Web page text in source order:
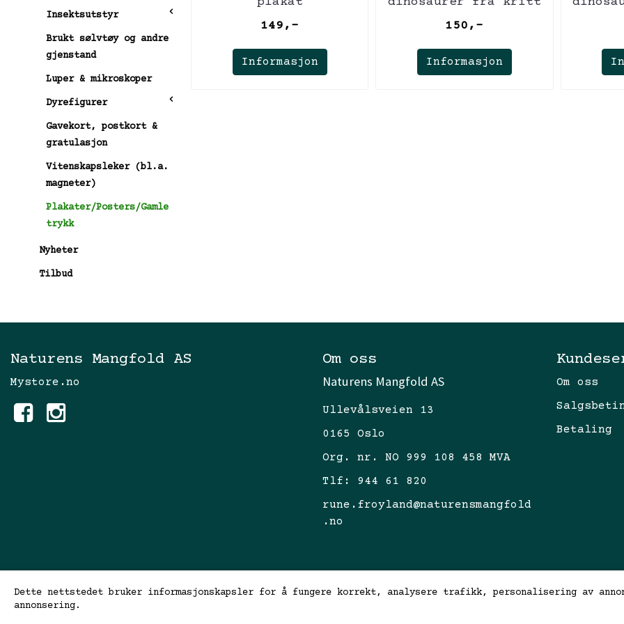
Insektsutstyr
Brukt sølvtøy og andre
gjenstand
Luper & mikroskoper
Dyrefigurer
Gavekort, postkort &
gratulasjon
Vitenskapsleker (bl.a.
magneter)
Plakater/Posters/Gamle
trykk
Nyheter
Tilbud
149,-
Informasjon
150,-
Informasjon
Naturens Mangfold AS
Mystore.no
Om oss
Naturens Mangfold AS
Ullevålsveien 13
0165 Oslo
Org. nr. NO 999 108 458 MVA
Tlf: 944 61 820
rune.froyland@naturensmangfold
.no
Om oss
Betaling
Dette nettstedet bruker informasjonskapsler for å fungere korrekt, analysere trafikk, personalisering av
annonsering.